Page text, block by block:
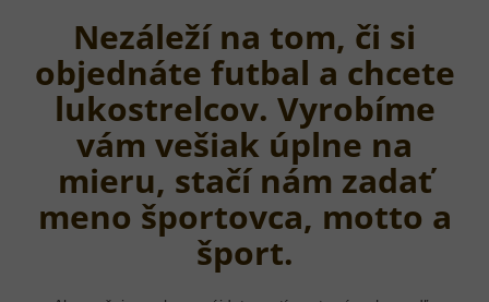
Nezáleží na tom, či si
objednáte futbal a chcete
lukostrelcov. Vyrobíme
vám vešiak úplne na
mieru, stačí nám zadať
meno športovca, motto a
šport.